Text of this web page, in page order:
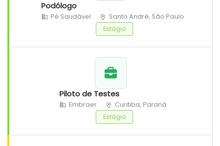
Podólogo
Pé Saudável Santo André, São Paulo
Estágio
Piloto de Testes
Embraer Curitiba, Paraná
Estágio